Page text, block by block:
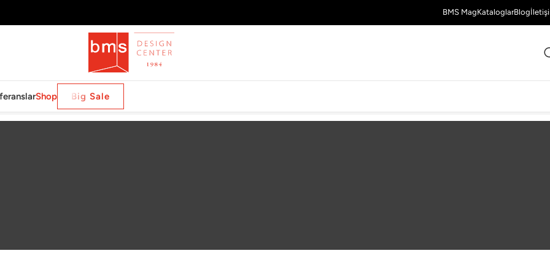
BMS MagKataloglarBlog
Shop Big Sale